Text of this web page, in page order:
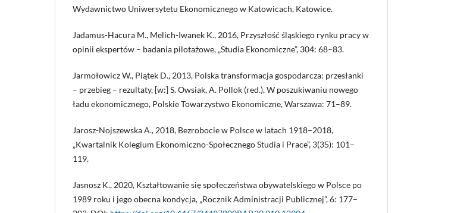
Wydawnictwo Uniwersytetu Ekonomicznego w Katowicach, Katowice.
Jadamus-Hacura M., Melich-Iwanek K., 2016, Przyszłość śląskiego rynku pracy w
opinii ekspertów – badania pilotażowe, „Studia Ekonomiczne”, 304: 68–83.
Jarmołowicz W., Piątek D., 2013, Polska transformacja gospodarcza: przesłanki
– przebieg – rezultaty, [w:] S. Owsiak, A. Pollok (red.), W poszukiwaniu nowego
ładu ekonomicznego, Polskie Towarzystwo Ekonomiczne, Warszawa: 71–89.
Jarosz-Nojszewska A., 2018, Bezrobocie w Polsce w latach 1918–2018,
„Kwartalnik Kolegium Ekonomiczno-Społecznego Studia i Prace”, 3(35): 101–
119.
Jasnosz K., 2020, Kształtowanie się społeczeństwa obywatelskiego w Polsce po
1989 roku i jego obecna kondycja, „Rocznik Administracji Publicznej”, 6: 177–